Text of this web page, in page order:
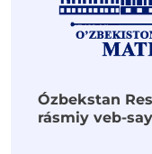
Ózbekstan
rásmiy veb-